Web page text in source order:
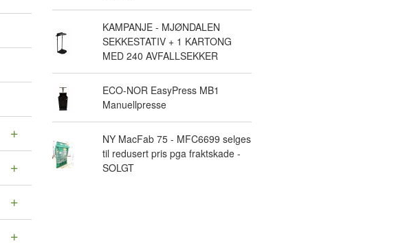
KAMPANJE - MJØNDALEN
SEKKESTATIV + 1 KARTONG
MED 240 AVFALLSEKKER
ECO-NOR EasyPress MB1
Manuellpresse
NY MacFab 75 - MFC6699 selges
til redusert pris pga fraktskade -
SOLGT